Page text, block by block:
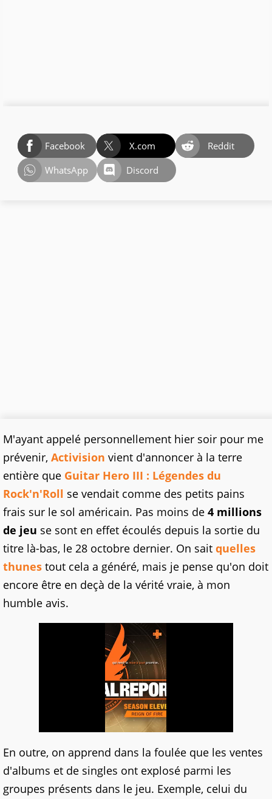
Facebook X.com
Reddit
WhatsApp
Discord
M'ayant appelé personnellement hier soir pour me
prévenir, Activision vient d'annoncer à la terre
entière que Guitar Hero III : Légendes du
Rock'n'Roll se vendait comme des petits pains
frais sur le sol américain. Pas moins de 4 millions
de jeu se sont en effet écoulés depuis la sortie du
titre là-bas, le 28 octobre dernier. On sait quelles
thunes tout cela a généré, mais je pense qu'on doit
encore être en deçà de la vérité vraie, à mon
humble avis.
En outre, on apprend dans la foulée que les ventes
d'albums et de singles ont explosé parmi les
groupes présents dans le jeu. Exemple, celui du